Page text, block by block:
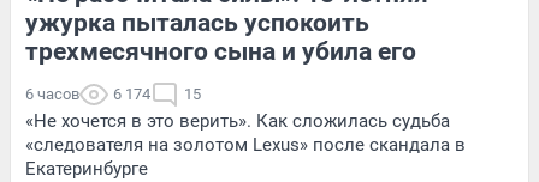
ужурка пыталась успокоить
трехмесячного сына и убила его
6 часов 6 174 15
«Не хочется в это верить». Как сложилась судьба
«следователя на золотом Lexus» после скандала в
Екатеринбурге